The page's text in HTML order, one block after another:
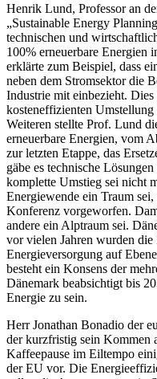
Henrik Lund, Professor an
„Sustainable Energy
technischen und
100% erneuerbare Energien
erklärte zum Beispiel, dass
neben dem Stromsektor die
Industrie mit einbezieht. Dies
kosteneffizienten
Weiteren stellte Prof. Lund
erneuerbare Energien, vom
zur letzten Etappe, das
gäbe es technische
komplette Umstieg sei nicht
Energiewende ein Traum
Konferenz vorgeworfen.
andere ein Alptraum sei.
vor vielen Jahren wurden die
Energieversorgung auf
besteht ein Konsens der
Dänemark beabsichtigt bis
Energie zu sein.
Herr Jonathan Bonadio der
der kurzfristig sein Kommen
Kaffeepause im Eiltempo
der EU vor. Die